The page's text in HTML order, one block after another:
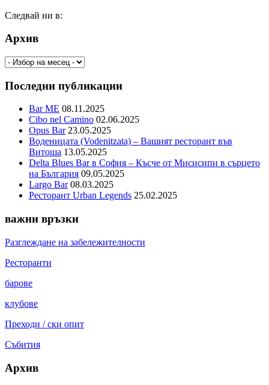
Следвай ни в:
Архив
Архив
Последни публикации
Bar ME 08.11.2025
Cibo nel Camino 02.06.2025
Opus Bar 23.05.2025
Воденицата (Vodenitzata) – Вашият ресторант във
Витоша 13.05.2025
Delta Blues Bar в София – Късче от Мисисипи в сърцето
на България 09.05.2025
Largo Bar 08.03.2025
Ресторант Urban Legends 25.02.2025
важни връзки
Разглеждане на забележителности
Pесторанти
барове
клубове
Преходи / ски опит
Събития
Архив